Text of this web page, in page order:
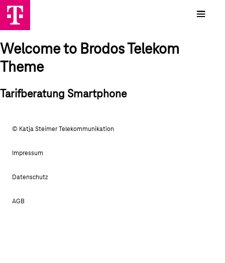
Welcome to Brodos Telekom
Theme
Tarifberatung Smartphone
© Katja Steimer Telekommunikation
Impressum
Datenschutz
AGB